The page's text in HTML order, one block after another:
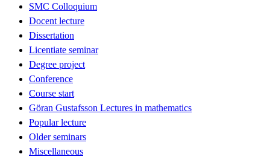
SMC Colloquium
Docent lecture
Dissertation
Licentiate seminar
Degree project
Conference
Course start
Göran Gustafsson Lectures in mathematics
Popular lecture
Older seminars
Miscellaneous